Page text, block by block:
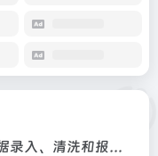
为学校、科研机构等提供数据录入、清洗和报告撰写